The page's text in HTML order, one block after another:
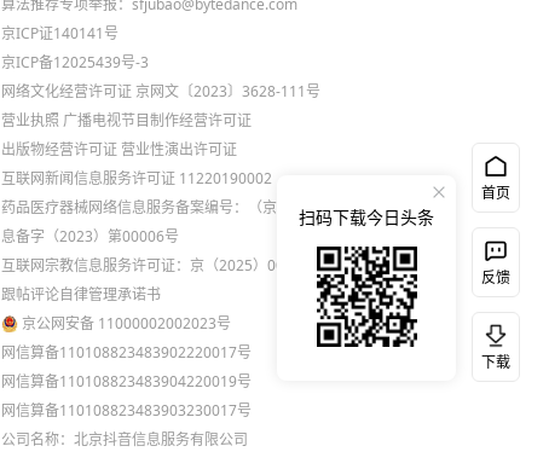
算法推荐专项举报：sfjubao@bytedance.com
京ICP证140141号
京ICP备12025439号-3
网络文化经营许可证 京网文〔2023〕3628-111号
营业执照 广播电视节目制作经营许可证
出版物经营许可证 营业性演出许可证
互联网新闻信息服务许可证 11220190002
药品医疗器械网络信息服务备案编号：（京）网药械信
息备字（2023）第00006号
互联网宗教信息服务许可证：京（2025）0000021
跟帖评论自律管理承诺书
京公网安备 11000002002023号
网信算备110108823483902220017号
网信算备110108823483904220019号
网信算备110108823483903230017号
公司名称：北京抖音信息服务有限公司
首页
反馈
下载
扫码下载今日头条